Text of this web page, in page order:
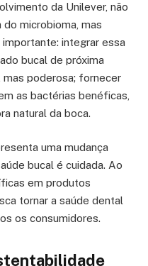
da Unilever, não
microbioma, mas
integrar essa
bucal de próxima
poderosa; fornecer
as bactérias benéficas,
natural da boca.
uma mudança
bucal é cuidada. Ao
em produtos
tornar a saúde dental
os consumidores.